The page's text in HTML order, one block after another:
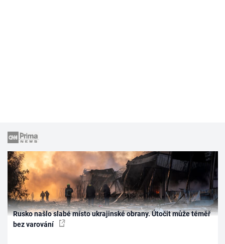
Rusko našlo slabé místo ukrajinské obrany. Útočit může téměř
bez varování